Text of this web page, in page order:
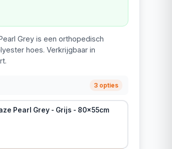
Grey is een orthopedisch
hoes. Verkrijgbaar in
3 opties
Pearl Grey - Grijs - 80x55cm